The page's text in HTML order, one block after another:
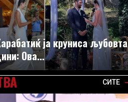
ја круниса љубовта
Ова...
СИТЕ